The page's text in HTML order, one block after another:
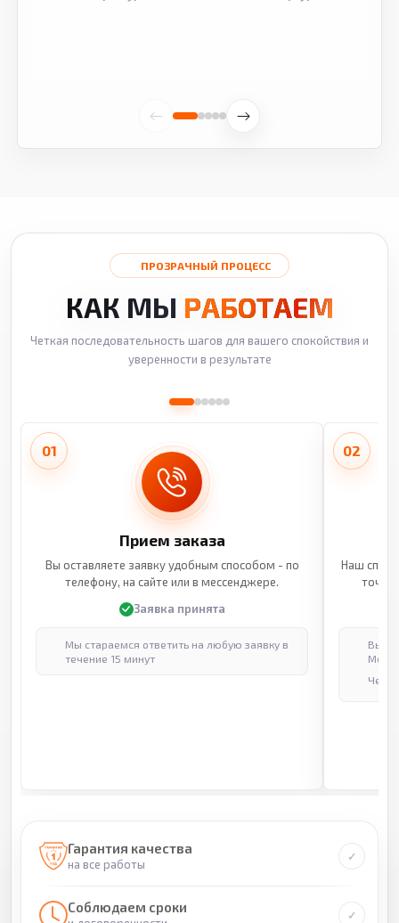
ПРОЗРАЧНЫЙ ПРОЦЕСС
КАК МЫ РАБОТАЕМ
Четкая последовательность шагов для вашего спокойствия и
уверенности в результате
01
Прием заказа
Вы оставляете заявку удобным способом - по
телефону, на сайте или в мессенджере.
Заявка принята
Мы стараемся ответить на любую заявку в
течение 15 минут
02
Наш
Гарантия качества
на все работы
Соблюдаем сроки